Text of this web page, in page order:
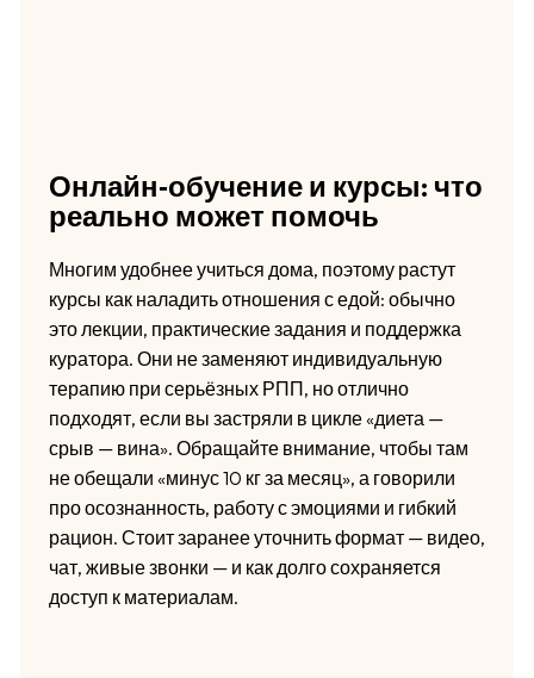
Онлайн‑обучение и курсы: что
реально может помочь
Многим удобнее учиться дома, поэтому растут
курсы как наладить отношения с едой: обычно
это лекции, практические задания и поддержка
куратора. Они не заменяют индивидуальную
терапию при серьёзных РПП, но отлично
подходят, если вы застряли в цикле «диета —
срыв — вина». Обращайте внимание, чтобы там
не обещали «минус 10 кг за месяц», а говорили
про осознанность, работу с эмоциями и гибкий
рацион. Стоит заранее уточнить формат — видео,
чат, живые звонки — и как долго сохраняется
доступ к материалам.